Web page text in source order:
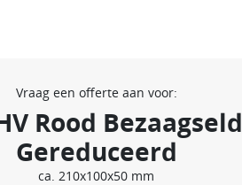
Vraag een offerte aan voor:
Rood Bezaagseld
Gereduceerd
ca. 210x100x50 mm